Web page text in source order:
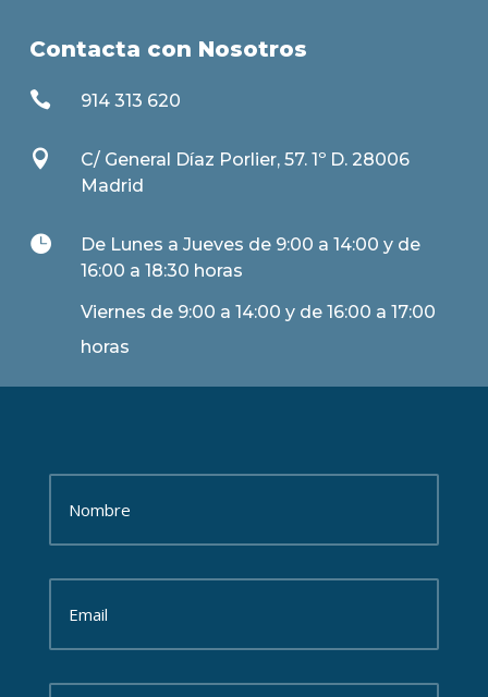
Contacta con Nosotros
 914 313 620

C/ General Díaz Porlier, 57. 1º D. 28006
Madrid

De Lunes a Jueves de 9:00 a 14:00 y de
16:00 a 18:30 horas
Viernes de 9:00 a 14:00 y de 16:00 a 17:00
horas